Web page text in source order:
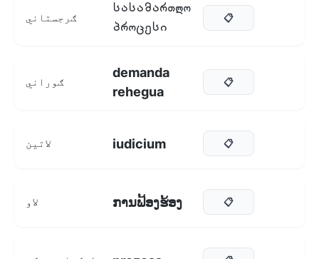
ګرجستاني
სასამართლო
პროცესი
📋
ګوراني
demanda
rehegua
📋
لاتین iudicium 📋
لاو ການຟ້ອງຮ້ອງ 📋